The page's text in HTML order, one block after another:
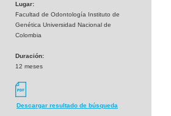
Lugar:
Facultad de Odontología Instituto de
Genética Universidad Nacional de
Colombia
Duración:
12 meses
Descargar resultado de búsqueda